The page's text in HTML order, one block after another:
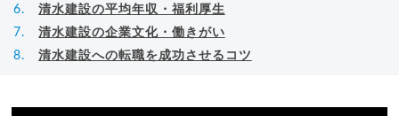
清水建設の平均年収・福利厚生
清水建設の企業文化・働きがい
清水建設への転職を成功させるコツ